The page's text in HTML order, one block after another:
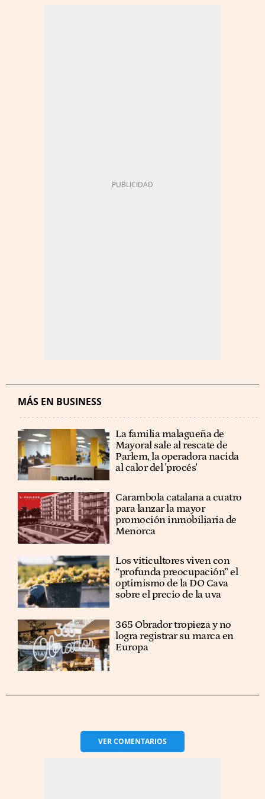
MÁS EN BUSINESS
La familia malagueña de
Mayoral sale al rescate de
Parlem, la operadora nacida
al calor del 'procés'
Carambola catalana a cuatro
para lanzar la mayor
promoción inmobiliaria de
Menorca
Los viticultores viven con
“profunda preocupación” el
optimismo de la DO Cava
sobre el precio de la uva
365 Obrador tropieza y no
logra registrar su marca en
Europa
VERCOMENTARIOS